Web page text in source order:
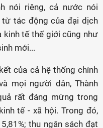
nói riêng, cả nước nói
từ tác động của đại dịch
kinh tế thế giới cũng như
mới...
của cả hệ thống chính
mọi người dân, Thành
rất đáng mừng trong
tế - xã hội. Trong đó,
thu ngân sách đạt